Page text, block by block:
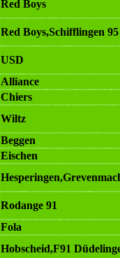
Red Boys
Red Boys,Schifflingen 95
USD
Alliance
Chiers
Wiltz
Beggen
Eischen
Rodange 91
Fola
Hobscheid,F91